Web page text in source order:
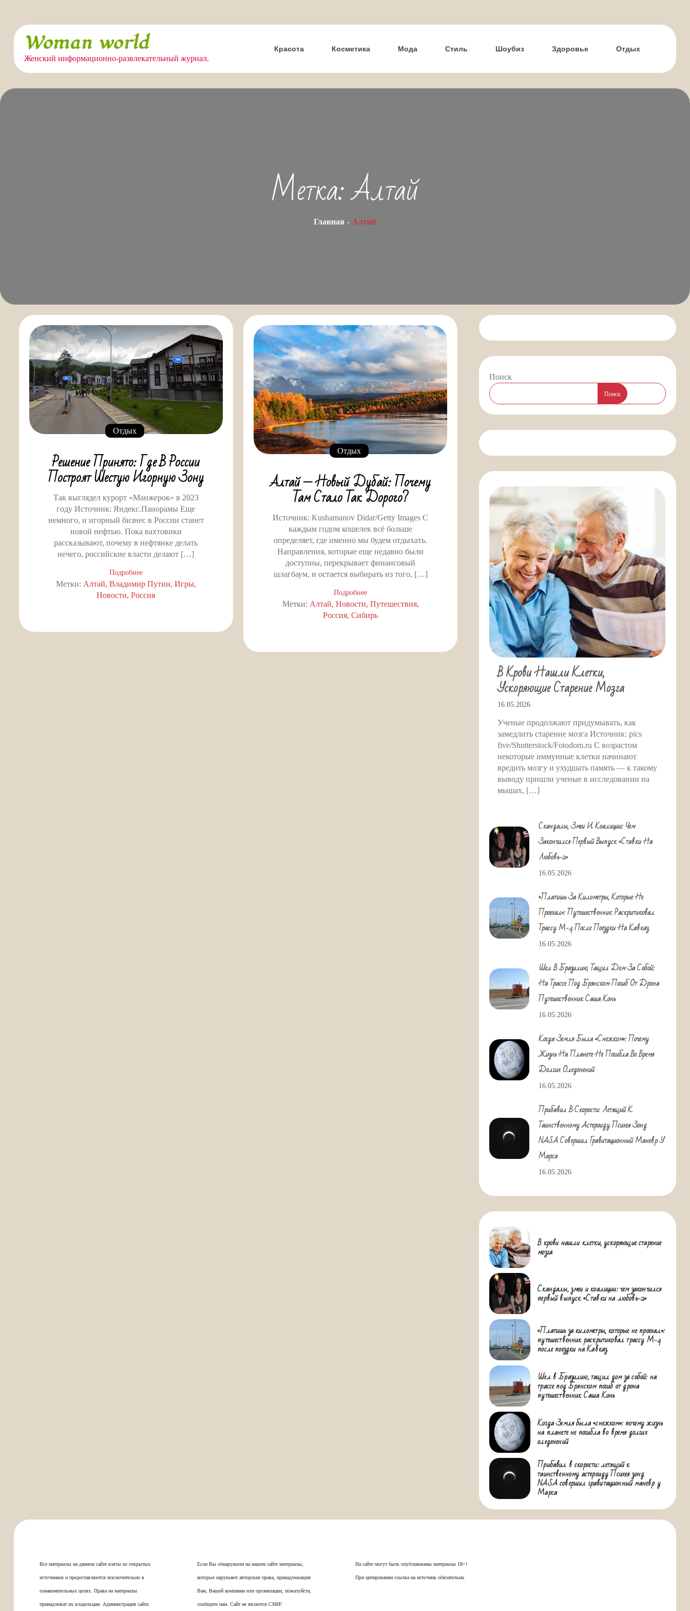
Перейти
содержимомуWoman world
Женский информационно-развлекательный журнал.
Красота Косметика Мода Стиль Шоубиз Здоровье Отдых
Метка:Алтай
Главная Алтай
Отдых
Решение Принято: Где В России
Построят Шестую Игорную Зону
Так выглядел курорт «Манжерок» в 2023
году Источник: Яндекс.Панорамы Еще
немного, и игорный бизнес в России станет
новой нефтью. Пока вахтовики
рассказывают, почему в нефтянке делать
нечего, российские власти делают […]
Подробнее
Метки: Алтай Владимир Путин Игры
Новости Россия
Отдых
Алтай — Новый Дубай: Почему
Там Стало Так Дорого?
Источник: Kushamanov Didar/Getty Images С
каждым годом кошелек всё больше
определяет, где именно мы будем отдыхать.
Направления, которые еще недавно были
доступны, перекрывает финансовый
шлагбаум, и остается выбирать из того, […]
Подробнее
Метки: Алтай Новости Путешествия
Россия Сибирь
Поиск
Поиск
В Крови Нашли Клетки,
Ускоряющие Старение Мозга
16.05.2026
Ученые продолжают придумывать, как
замедлить старение мозга Источник: pics
five/Shutterstock/Fotodom.ru С возрастом
некоторые иммунные клетки начинают
вредить мозгу и ухудшать память — к такому
выводу пришли ученые в исследовании на
мышах, […]
Скандалы, Змеи И Коалиции: Чем
Закончился Первый Выпуск «Ставки На
Любовь-2»
16.05.2026
«Платишь За Километры, Которые Не
Проехал»: Путешественник Раскритиковал
Трассу М-4 После Поездки На Кавказ
16.05.2026
Шел В Бразилию, Тащил Дом За Собой:
На Трассе Под Брянском Погиб От Дрона
Путешественник Саша Конь
16.05.2026
Когда Земля Была «снежком»: Почему
Жизнь На Планете Не Погибла Во Время
Долгих Оледенений
16.05.2026
Прибавил В Скорости: Летящий К
Таинственному Астероиду Психея Зонд
NASA Совершил Гравитационный Маневр У
Марса
16.05.2026
В крови нашли клетки, ускоряющие старение
мозга
Скандалы, змеи и коалиции: чем закончился
первый выпуск «Ставки на любовь-2»
«Платишь за километры, которые не проехал»:
путешественник раскритиковал трассу М-4
после поездки на Кавказ
Шел в Бразилию, тащил дом за собой: на
трассе под Брянском погиб от дрона
путешественник Саша Конь
Когда Земля была «снежком»: почему жизнь
на планете не погибла во время долгих
оледенений
Прибавил в скорости: летящий к
таинственному астероиду Психея зонд
NASA совершил гравитационный маневр у
Марса
Все материалы на данном сайте взяты из открытых
источников и предоставляются исключительно в
ознакомительных целях. Права на материалы
принадлежат их владельцам. Администрация сайта
Если Вы обнаружили на нашем сайте материалы,
которые нарушают авторские права, принадлежащие
Вам, Вашей компании или организации, пожалуйста,
сообщите нам. Сайт не является СМИ!
На сайте могут быть опубликованы материалы 18+!
При цитировании ссылка на источник обязательна.